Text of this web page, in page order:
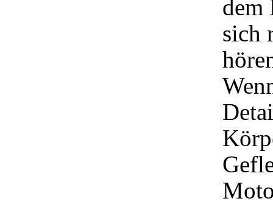
dem
sich